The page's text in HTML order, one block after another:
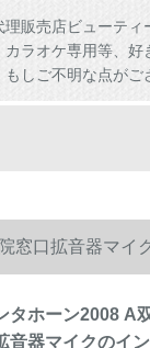
理販売店ビューテ
カラオケ専用等、
しご不明な点がご
口拡音器マイ
タホーン2008 A
音器マイクのイ